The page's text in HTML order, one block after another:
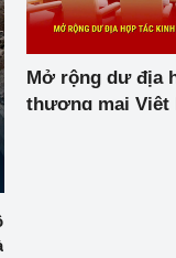
Mở rộng dư địa
thương mại Việt